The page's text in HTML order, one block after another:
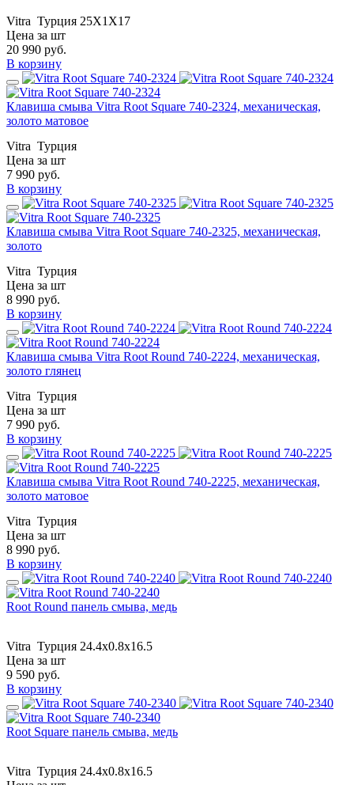
Vitra Турция 25X1X17
Цена за шт
20 990 руб.
В корзину
Клавиша смыва Vitra Root Square 740-2324, механическая,
золото матовое
Vitra Турция
Цена за шт
7 990 руб.
В корзину
Клавиша смыва Vitra Root Square 740-2325, механическая,
золото
Vitra Турция
Цена за шт
8 990 руб.
В корзину
Клавиша смыва Vitra Root Round 740-2224, механическая,
золото глянец
Vitra Турция
Цена за шт
7 990 руб.
В корзину
Клавиша смыва Vitra Root Round 740-2225, механическая,
золото матовое
Vitra Турция
Цена за шт
8 990 руб.
В корзину
Root Round панель смыва, медь
Vitra Турция 24.4x0.8x16.5
Цена за шт
9 590 руб.
В корзину
Root Square панель смыва, медь
Vitra Турция 24.4x0.8x16.5